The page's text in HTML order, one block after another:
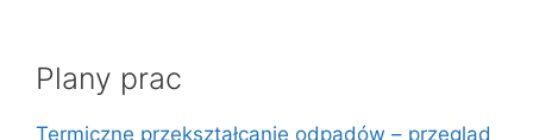
Plany prac
Termiczne przekształcanie odpadów – przegląd